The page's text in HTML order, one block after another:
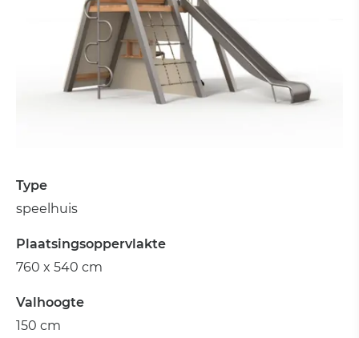
Type
speelhuis
Plaatsingsoppervlakte
760 x 540 cm
Valhoogte
150 cm